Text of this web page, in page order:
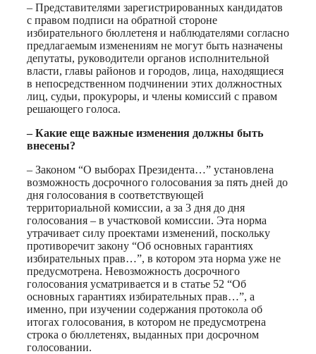
– Представителями зарегистрированных кандидатов
с правом подписи на обратной стороне
избирательного бюллетеня и наблюдателями согласно
предлагаемым изменениям не могут быть назначены
депутаты, руководители органов исполнительной
власти, главы районов и городов, лица, находящиеся
в непосредственном подчинении этих должностных
лиц, судьи, прокуроры, и члены комиссий с правом
решающего голоса.
– Какие еще важные изменения должны быть
внесены?
– Законом “О выборах Президента…” установлена
возможность досрочного голосования за пять дней до
дня голосования в соответствующей
территориальной комиссии, а за 3 дня до дня
голосования – в участковой комиссии. Эта норма
утрачивает силу проектами изменений, поскольку
противоречит закону “Об основных гарантиях
избирательных прав…”, в котором эта норма уже не
предусмотрена. Невозможность досрочного
голосования усматривается и в статье 52 “Об
основных гарантиях избирательных прав…”, а
именно, при изучении содержания протокола об
итогах голосования, в котором не предусмотрена
строка о бюллетенях, выданных при досрочном
голосовании.